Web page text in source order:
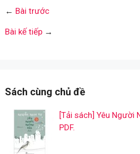
← Bài trước
Bài kế tiếp →
Sách cùng chủ đề
[Tải sách] Yêu Người
PDF.